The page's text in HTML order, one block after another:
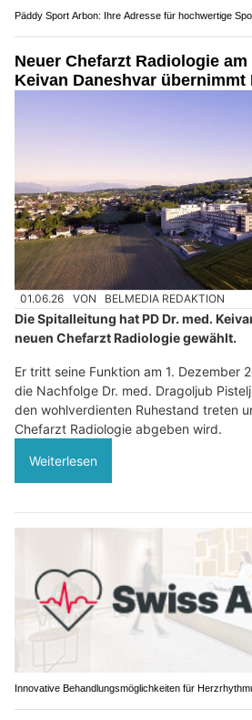
Päddy Sport Arbon: Ihre Adresse für hochwertige
Neuer Chefarzt Radiologie
Keivan Daneshvar übernimmt
01.06.26 VON BELMEDIA REDAKTION
Die Spitalleitung hat PD Dr. med.
neuen Chefarzt Radiologie gewählt.
Er tritt seine Funktion am 1. Dezember
die Nachfolge Dr. med. Dragoljub
den wohlverdienten Ruhestand treten
Chefarzt Radiologie abgeben wird.
Weiterlesen
Innovative Behandlungsmöglichkeiten für